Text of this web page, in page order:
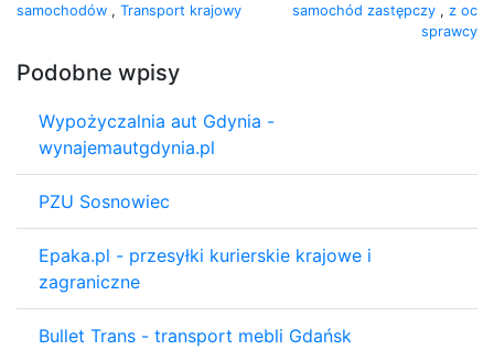
samochodów , Transport krajowy
samochód zastępczy , z oc
sprawcy
Podobne wpisy
Wypożyczalnia aut Gdynia -
wynajemautgdynia.pl
PZU Sosnowiec
Epaka.pl - przesyłki kurierskie krajowe i
zagraniczne
Bullet Trans - transport mebli Gdańsk